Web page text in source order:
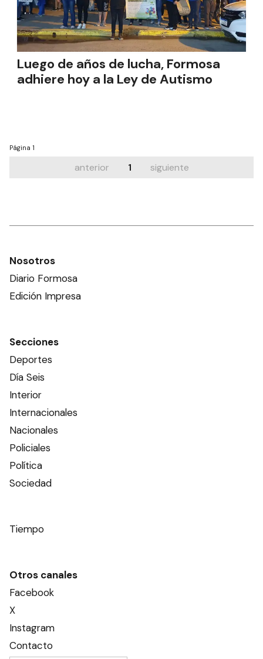
Luego de años de lucha, Formosa
adhiere hoy a la Ley de Autismo
Página 1
anterior 1 siguiente
Nosotros
Diario Formosa
Edición Impresa
Secciones
Deportes
Día Seis
Interior
Internacionales
Nacionales
Policiales
Política
Sociedad
Tiempo
Otros canales
Facebook
X
Instagram
Contacto